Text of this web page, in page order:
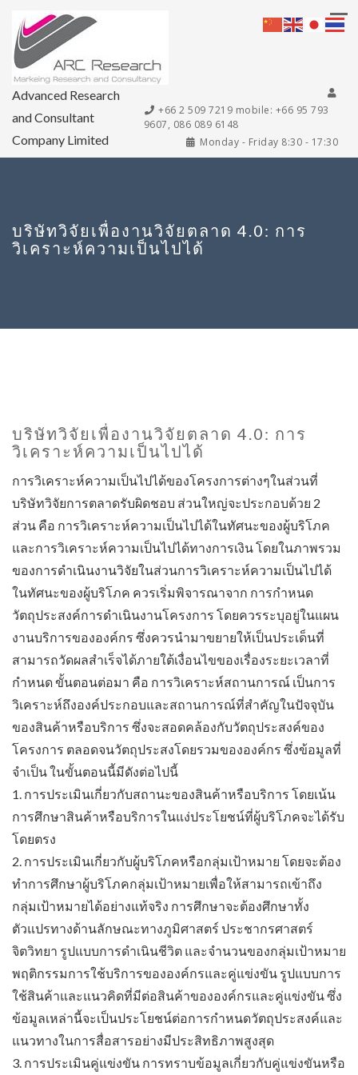
Advanced Research
and Consultant
Company Limited
+66 2 509 7219 mobile: +66 95 793
9607, 086 089 6148
Monday - Friday 8:30 - 17:30
บริษัทวิจัยเพื่องานวิจัยตลาด 4.0: การ
วิเคราะห์ความเป็นไปได้
บริษัทวิจัยเพื่องานวิจัยตลาด 4.0: การ
วิเคราะห์ความเป็นไปได้
การวิเคราะห์ความเป็นไปได้ของโครงการต่างๆในส่วนที่
บริษัทวิจัยการตลาดรับผิดชอบ ส่วนใหญ่จะประกอบด้วย 2
ส่วน คือ การวิเคราะห์ความเป็นไปได้ในทัศนะของผู้บริโภค
และการวิเคราะห์ความเป็นไปได้ทางการเงิน โดยในภาพรวม
ของการดำเนินงานวิจัยในส่วนการวิเคราะห์ความเป็นไปได้
ในทัศนะของผู้บริโภค ควรเริ่มพิจารณาจาก การกำหนด
วัตถุประสงค์การดำเนินงานโครงการ โดยควรระบุอยู่ในแผน
งานบริการขององค์กร ซึ่งควรนำมาขยายให้เป็นประเด็นที่
สามารถวัดผลสำเร็จได้ภายใต้เงื่อนไขของเรื่องระยะเวลาที่
กำหนด ขั้นตอนต่อมา คือ การวิเคราะห์สถานการณ์ เป็นการ
วิเคราะห์ถึงองค์ประกอบและสถานการณ์ที่สำคัญในปัจจุบัน
ของสินค้าหรือบริการ ซึ่งจะสอดคล้องกับวัตถุประสงค์ของ
โครงการ ตลอดจนวัตถุประสงโดยรวมขององค์กร ซึ่งข้อมูลที่
จำเป็น ในขั้นตอนนี้มีดังต่อไปนี้
1. การประเมินเกี่ยวกับสถานะของสินค้าหรือบริการ โดยเน้น
การศึกษาสินค้าหรือบริการในแง่ประโยชน์ที่ผู้บริโภคจะได้รับ
โดยตรง
2. การประเมินเกี่ยวกับผู้บริโภคหรือกลุ่มเป้าหมาย โดยจะต้อง
ทำการศึกษาผู้บริโภคกลุ่มเป้าหมายเพื่อให้สามารถเข้าถึง
กลุ่มเป้าหมายได้อย่างแท้จริง การศึกษาจะต้องศึกษาทั้ง
ตัวแปรทางด้านลักษณะทางภูมิศาสตร์ ประชากรศาสตร์
จิตวิทยา รูปแบบการดำเนินชีวิต และจำนวนของกลุ่มเป้าหมาย
พฤติกรรมการใช้บริการขององค์กรและคู่แข่งขัน รูปแบบการ
ใช้สินค้าและแนวคิดที่มีต่อสินค้าขององค์กรและคู่แข่งขัน ซึ่ง
ข้อมูลเหล่านี้จะเป็นประโยชน์ต่อการกำหนดวัตถุประสงค์และ
แนวทางในการสื่อสารอย่างมีประสิทธิภาพสูงสุด
3. การประเมินคู่แข่งขัน การทราบข้อมูลเกี่ยวกับคู่แข่งขันหรือ